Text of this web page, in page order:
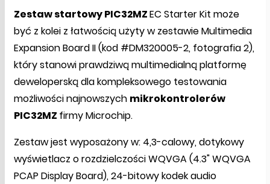
Zestaw startowy PIC32MZEC Starter Kit może
być z kolei z łatwością użyty w zestawie Multimedia
Expansion Board II (kod #DM320005-2, fotografia 2),
który stanowi prawdziwą multimedialną platformę
deweloperską dla kompleksowego testowania
możliwości najnowszych mikrokontrolerów
PIC32MZ firmy Microchip.
Zestaw jest wyposażony w: 4,3-calowy, dotykowy
wyświetlacz o rozdzielczości WQVGA (4.3" WQVGA
PCAP Display Board), 24-bitowy kodek audio